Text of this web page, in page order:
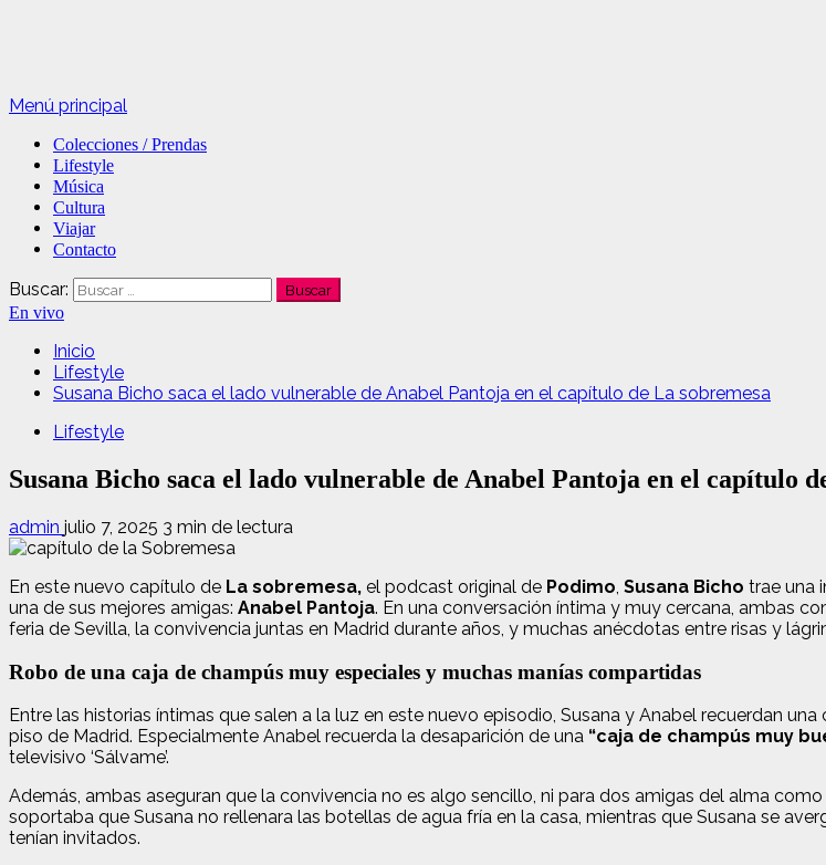
Menú principal
Colecciones / Prendas
Lifestyle
Música
Cultura
Viajar
Contacto
Buscar:
En vivo
Inicio
Lifestyle
Susana Bicho saca el lado vulnerable de Anabel Pantoja en el capítulo de La sobremesa
Lifestyle
Susana Bicho saca el lado vulnerable de Anabel Pantoja en el capítulo
admin julio 7, 2025 3 min de lectura
En este nuevo capítulo de La sobremesa, el podcast original de Podimo, Susana Bicho trae una
una de sus mejores amigas: Anabel Pantoja. En una conversación íntima y muy cercana, ambas
feria de Sevilla, la convivencia juntas en Madrid durante años, y muchas anécdotas entre risas y
Robo de una caja de champús muy especiales y muchas manías compartidas
Entre las historias íntimas que salen a la luz en este nuevo episodio, Susana y Anabel recuerdan
piso de Madrid. Especialmente Anabel recuerda la desaparición de una “caja de champús muy
televisivo ‘Sálvame’.
Además, ambas aseguran que la convivencia no es algo sencillo, ni para dos amigas del alma
soportaba que Susana no rellenara las botellas de agua fría en la casa, mientras que Susana se
tenían invitados.